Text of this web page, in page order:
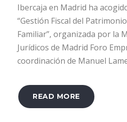
Ibercaja en Madrid ha
“Gestión Fiscal del
Familiar”, organizada por la
Jurídicos de Madrid Foro
coordinación de Manuel
READ MORE